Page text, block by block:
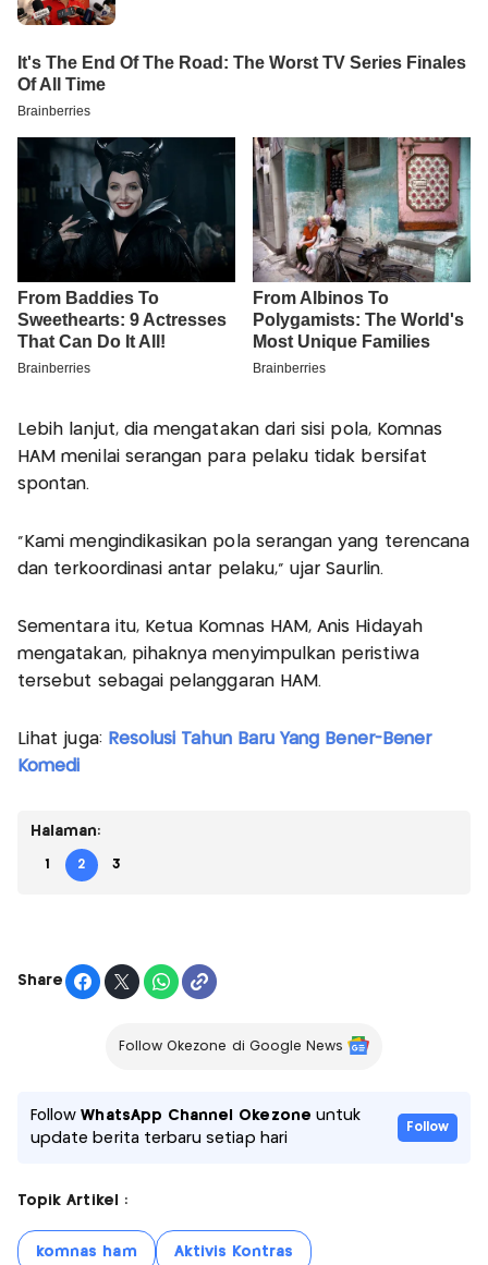
Lebih lanjut, dia mengatakan dari sisi pola, Komnas
HAM menilai serangan para pelaku tidak bersifat
spontan.
“Kami mengindikasikan pola serangan yang terencana
dan terkoordinasi antar pelaku,” ujar Saurlin.
Sementara itu, Ketua Komnas HAM, Anis Hidayah
mengatakan, pihaknya menyimpulkan peristiwa
tersebut sebagai pelanggaran HAM.
Lihat juga: Resolusi Tahun Baru Yang Bener-Bener
Komedi
Halaman:
1 2 3
Share
Follow Okezone di Google News
FollowWhatsApp Channel Okezone untuk
update berita terbaru setiap hari
Follow
Topik Artikel :
komnas ham Aktivis Kontras